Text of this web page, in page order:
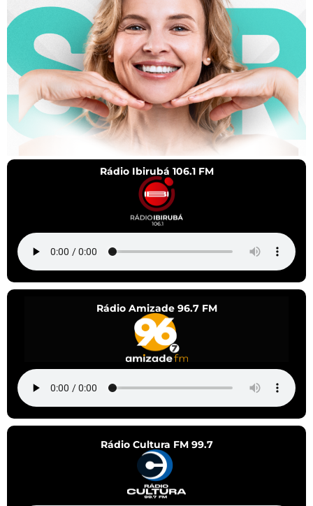
Rádio Ibirubá 106.1 FM
Rádio Amizade 96.7 FM
Rádio Cultura FM 99.7